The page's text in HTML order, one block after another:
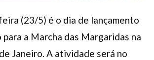
(23/5) é o dia de lançamento
para a Marcha das Margaridas na
Janeiro. A atividade será no